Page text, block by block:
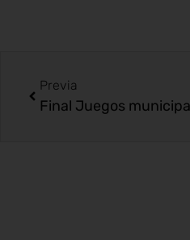
Previa
Final Juegos